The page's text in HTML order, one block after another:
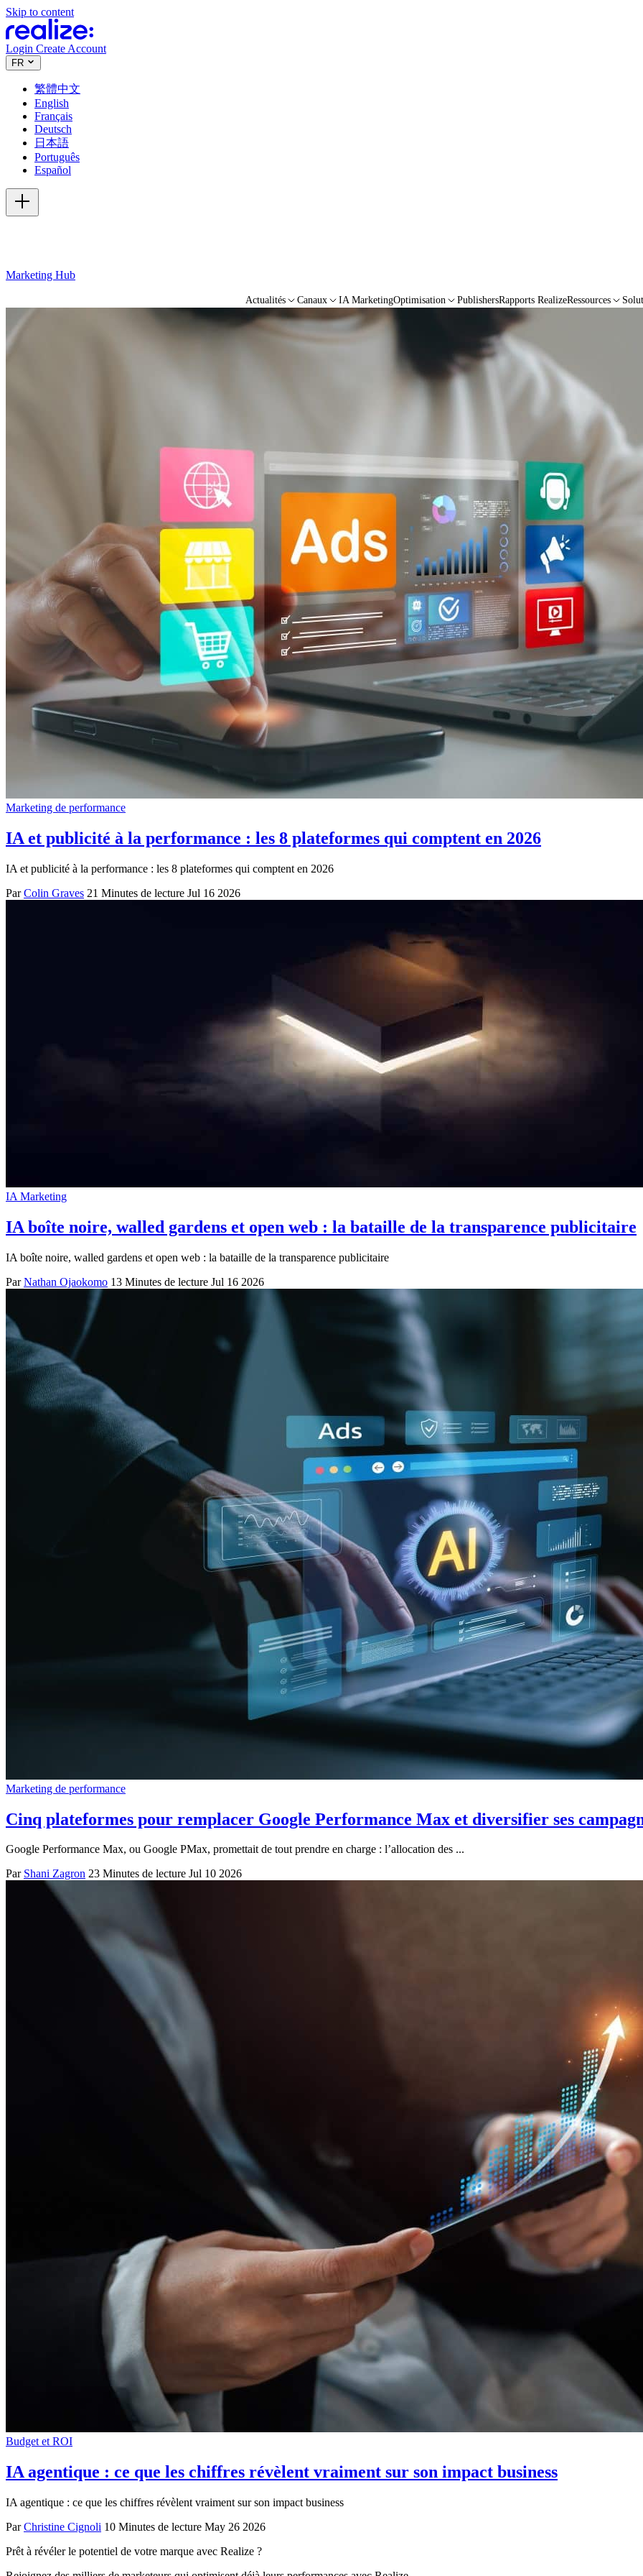
Skip to content
Login Create Account
FR
繁體中文
English
Français
Deutsch
日本語
Português
Español
Marketing Hub
Actualités Canaux IA MarketingOptimisation PublishersRapports RealizeRessources
Marketing de performance
IA et publicité à la performance : les 8 plateformes qui comptent en 2026
IA et publicité à la performance : les 8 plateformes qui comptent en 2026
Par Colin Graves 21 Minutes de lecture Jul 16 2026
IA Marketing
IA boîte noire, walled gardens et open web : la bataille de la transparence publicitaire
IA boîte noire, walled gardens et open web : la bataille de la transparence publicitaire
Par Nathan Ojaokomo 13 Minutes de lecture Jul 16 2026
Marketing de performance
Cinq plateformes pour remplacer Google Performance Max et diversifier ses
Google Performance Max, ou Google PMax, promettait de tout prendre en charge : l’allocation des ...
Par Shani Zagron 23 Minutes de lecture Jul 10 2026
Budget et ROI
IA agentique : ce que les chiffres révèlent vraiment sur son impact business
IA agentique : ce que les chiffres révèlent vraiment sur son impact business
Par Christine Cignoli 10 Minutes de lecture May 26 2026
Prêt à révéler le potentiel de votre marque avec Realize ?